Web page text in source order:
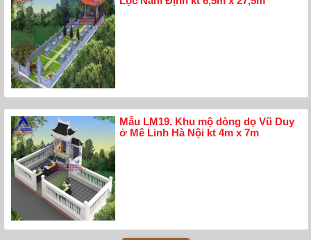
Mẫu LM19. Khu mộ dòng dọ Vũ Duy
ở Mê Linh Hà Nội kt 4m x 7m